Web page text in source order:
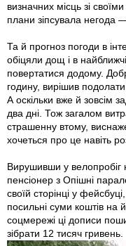
визначних місць зі
плани зіпсувала негода
Та й прогноз погоди в
обіцяли дощ і в
повертатися додому.
годину, вирішив
А оскільки вже й зовсім
два дні. Тож загалом
страшенну втому,
хочеться про це навіть
Вирушивши у велопробіг
пенсіонер з Опішні
своїй сторінці у
посильні суми коштів на
соц­мережі ці дописи
зібрати 12 тисяч гривень.